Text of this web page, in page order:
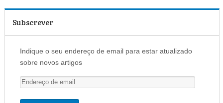
Subscrever
Indique o seu endereço de email para estar atualizado
sobre novos artigos
E
n